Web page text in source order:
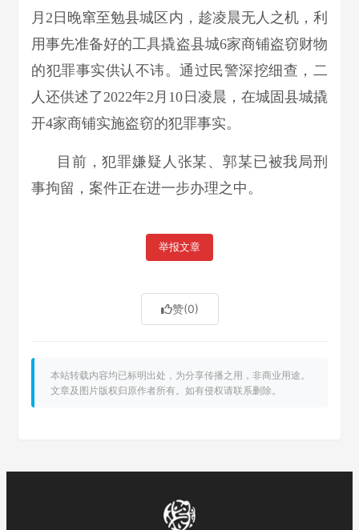
月2日晚窜至勉县城区内，趁凌晨无人之机，利
用事先准备好的工具撬盗县城6家商铺盗窃财物
的犯罪事实供认不讳。通过民警深挖细查，二
人还供述了2022年2月10日凌晨，在城固县城撬
开4家商铺实施盗窃的犯罪事实。
目前，犯罪嫌疑人张某、郭某已被我局刑
事拘留，案件正在进一步办理之中。
举报文章
赞(0)
本站转载内容均已标明出处，为分享传播之用，非商业用途。
文章及图片版权归原作者所有。如有侵权请联系删除。